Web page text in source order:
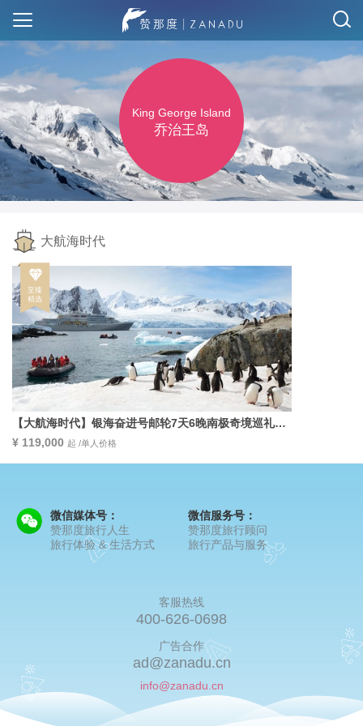
King George Island
乔治王岛
大航海时代
【大航海时代】银海奋进号邮轮7天6晚南极奇境巡礼
——搭乘银海邮轮，开启一生一次极地冒险
¥ 119,000 起 /单人价格
微信媒体号：
赞那度旅行人生
旅行体验 & 生活方式
微信服务号：
赞那度旅行顾问
旅行产品与服务
客服热线
400-626-0698
广告合作
ad@zanadu.cn
info@zanadu.cn